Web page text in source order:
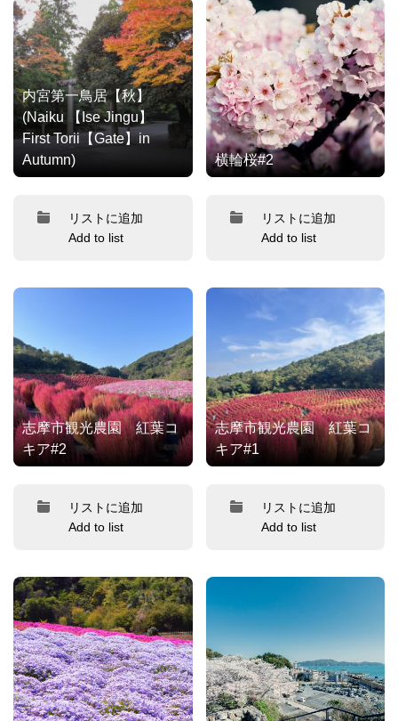
内宮第一鳥居【秋】
(Naiku 【Ise Jingu】
First Torii【Gate】in
Autumn)
リストに追加
Add to list
横輪桜#2
リストに追加
Add to list
志摩市観光農園 紅葉コ
キア#2
リストに追加
Add to list
志摩市観光農園 紅葉コ
キア#1
リストに追加
Add to list